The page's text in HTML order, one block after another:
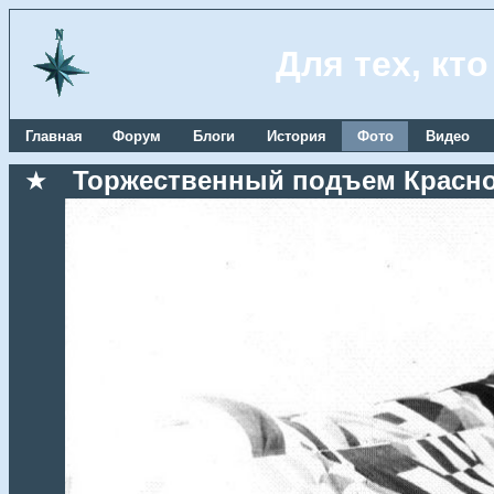
Для тех,
Главная Форум Блоги История Фото Видео
★ Торжественный подъем